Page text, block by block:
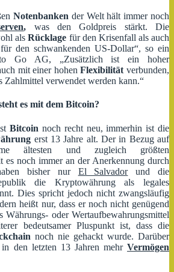
Notenbanken der Welt hält immer noch
, was den Goldpreis stärkt. Die
alsRücklage für den Krisenfall als auch
für den schwankenden US-Dollar“, so ein
Go AG, „Zusätzlich ist ein hoher
mit einer hohenFlexibilität verbunden,
Zahlmittel verwendet werden kann.“
es mit dem Bitcoin?
Bitcoin noch recht neu, immerhin ist die
erst 13 Jahre alt. Der in Bezug auf
ältesten und zugleich größten
es noch immer an der Anerkennung durch
bisher nur El Salvadorund die
die Kryptowährung als legales
Dies spricht jedoch nicht zwangsläufig
heißt nur, dass er noch nicht genügend
Währungs- oder Wertaufbewahrungsmittel
bedeutsamer Pluspunkt ist, dass die
noch nie gehackt wurde. Darüber
den letzten 13 Jahren mehr Vermögen